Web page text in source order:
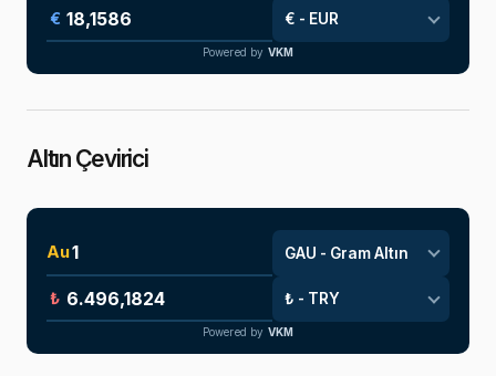
€
Powered by VKM
Altın Çevirici
Au
₺
Powered by VKM